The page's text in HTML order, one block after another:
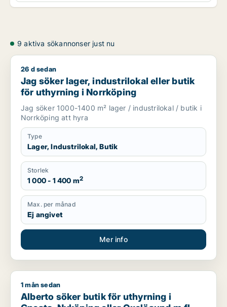
9 aktiva sökannonser just nu
Jag söker lager, industrilokal eller butik för uthyrning i
26 d sedan
Jag söker lager, industrilokal eller butik
för uthyrning i Norrköping
Jag söker 1000-1400 m² lager / industrilokal / butik i
Norrköping att hyra
Type
Lager, Industrilokal, Butik
Storlek
1 000 - 1 400 m2
Max. per månad
Ej angivet
Mer info
Alberto söker butik för uthyrning i Gnesta, Nyköping eller
1 mån sedan
Alberto söker butik för uthyrning i